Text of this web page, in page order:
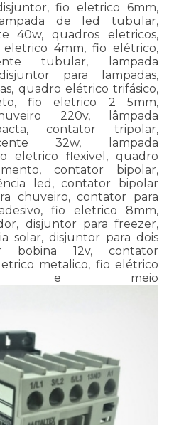
fio eletrico 6mm,
de led tubular,
40w, quadros eletricos,
4mm, fio elétrico,
tubular, lampada
para lampadas,
quadro elétrico trifásico,
fio eletrico 2 5mm,
220v, lâmpada
contator tripolar,
32w, lampada
eletrico flexivel, quadro
contator bipolar,
led, contator bipolar
chuveiro, contator para
fio eletrico 8mm,
disjuntor para freezer,
solar, disjuntor para dois
bobina 12v, contator
metalico, fio elétrico
e meio